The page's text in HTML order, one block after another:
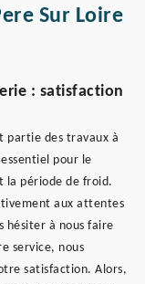
Sur Loire
: satisfaction
partie des travaux à
pour le
la période de froid.
aux attentes
hésiter à nous faire
service, nous
satisfaction. Alors,